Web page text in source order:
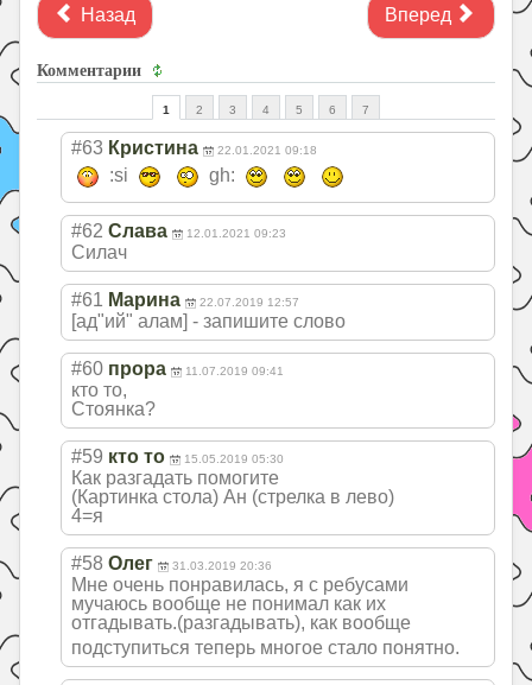
Назад Вперед
Комментарии
1 2 3 4 5 6 7
#63 Кристина 22.01.2021 09:18
:si gh:
#62 Слава 12.01.2021 09:23
Силач
#61 Марина 22.07.2019 12:57
[ад"ий" алам] - запишите слово
#60 прора 11.07.2019 09:41
кто то,
Стоянка?
#59 кто то 15.05.2019 05:30
Как разгадать помогите
(Картинка стола) Ан (стрелка в лево)
4=я
#58 Олег 31.03.2019 20:36
Мне очень понравилась, я с ребусами
мучаюсь вообще не понимал как их
отгадывать.(разгадывать), как вообще
подступиться теперь многое стало понятно.